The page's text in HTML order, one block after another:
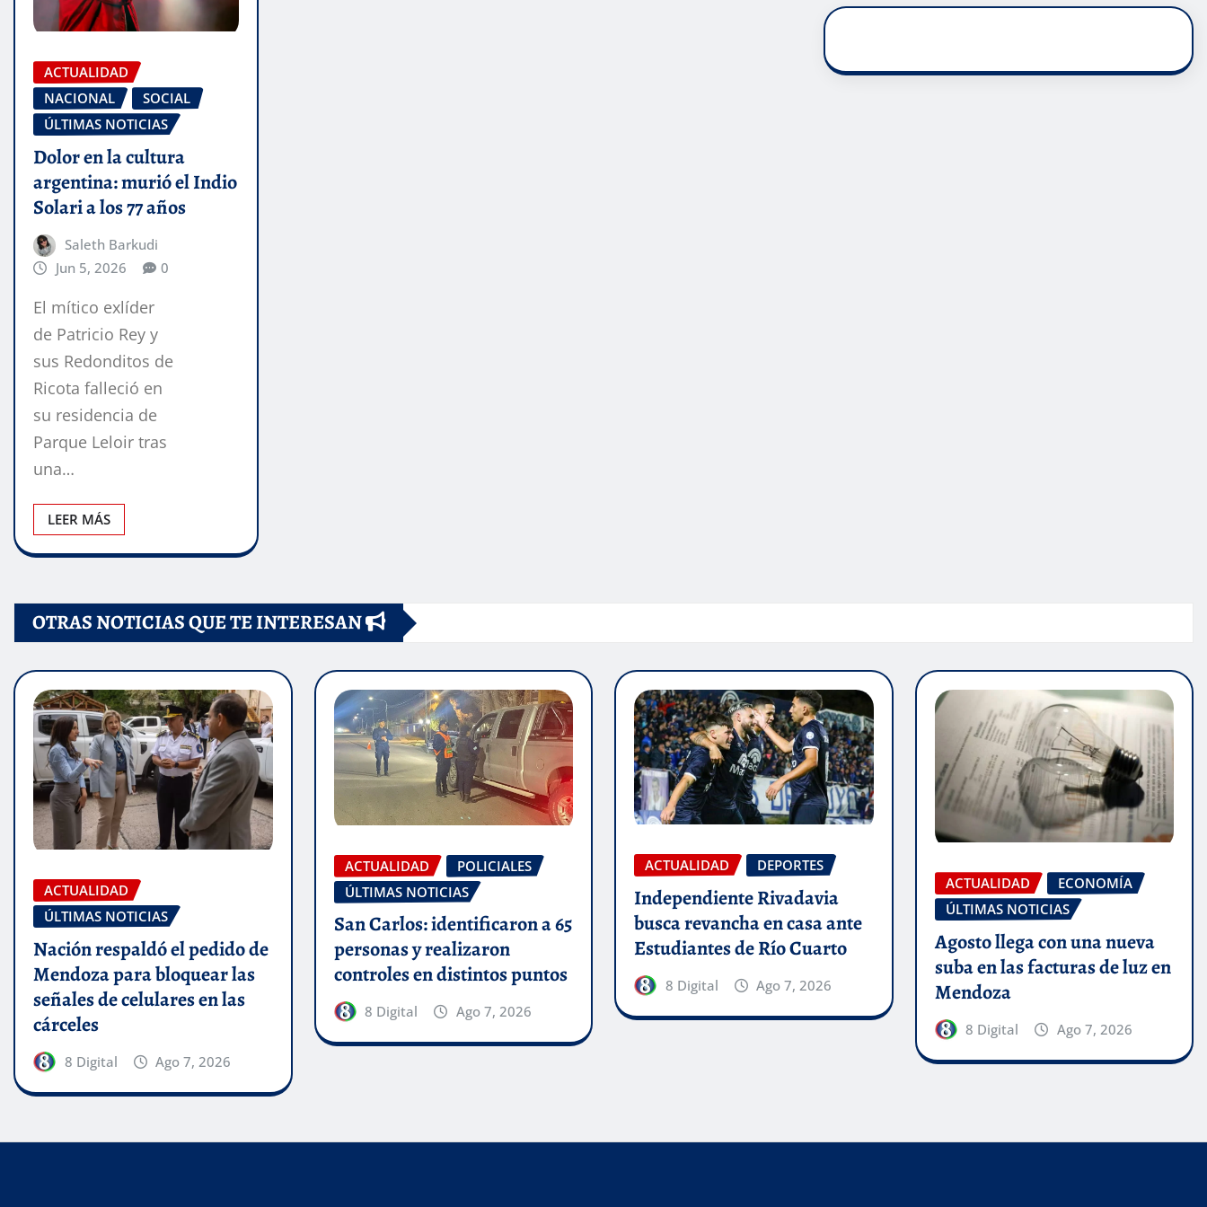
ACTUALIDAD
NACIONAL
SOCIAL
ÚLTIMAS NOTICIAS
Dolor en la cultura
argentina: murió el Indio
Solari a los 77 años
Saleth Barkudi
Jun 5, 2026
0
El mítico exlíder
de Patricio Rey y
sus Redonditos de
Ricota falleció en
su residencia de
Parque Leloir tras
una…
LEER MÁS
OTRAS NOTICIAS QUE TE INTERESAN
ACTUALIDAD
ÚLTIMAS NOTICIAS
Nación respaldó el pedido de
Mendoza para bloquear las
señales de celulares en las
cárceles
8 Digital Ago 7, 2026
ACTUALIDAD
POLICIALES
ÚLTIMAS NOTICIAS
San Carlos: identificaron a 65
personas y realizaron
controles en distintos puntos
8 Digital Ago 7, 2026
ACTUALIDAD DEPORTES
Independiente Rivadavia
busca revancha en casa ante
Estudiantes de Río Cuarto
8 Digital Ago 7, 2026
ACTUALIDAD
ECONOMÍA
ÚLTIMAS NOTICIAS
Agosto llega con una nueva
suba en las facturas de luz en
Mendoza
8 Digital Ago 7, 2026